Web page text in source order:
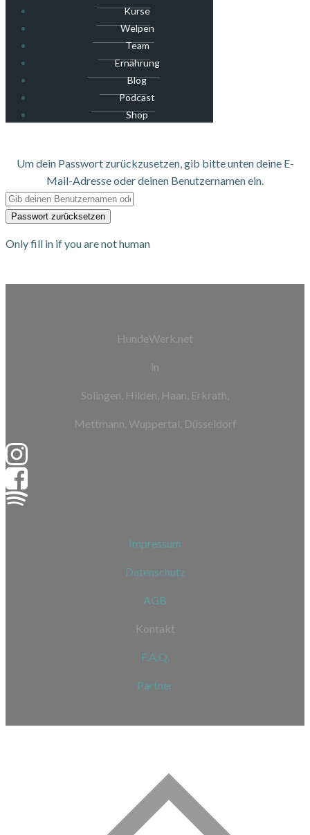
Kurse
Welpen
Team
Ernährung
Blog
Podcast
Shop
Um dein Passwort zurückzusetzen, gib bitte unten deine E-
Mail-Adresse oder deinen Benutzernamen ein.
Only fill in if you are not human
HundeWerk.net
in
Solingen, Hilden, Haan, Erkrath,
Mettmann, Wuppertal, Düsseldorf
Impressum
Datenschutz
AGB
Kontakt
F.A.Q.
Partner